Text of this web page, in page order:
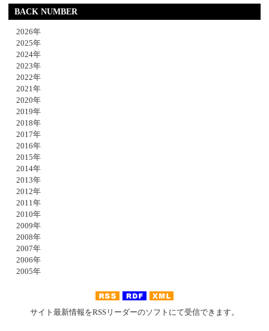
BACK NUMBER
2026年
2025年
2024年
2023年
2022年
2021年
2020年
2019年
2018年
2017年
2016年
2015年
2014年
2013年
2012年
2011年
2010年
2009年
2008年
2007年
2006年
2005年
サイト最新情報をRSSリーダーのソフトにて受信できます。